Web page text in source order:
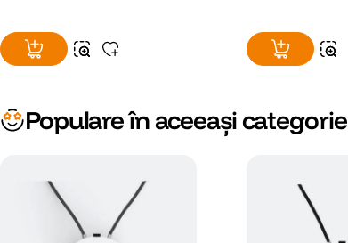
Populare în aceeași categorie